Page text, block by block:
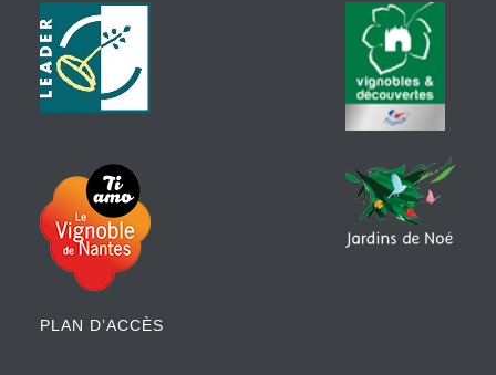
PLAN D’ACCÈS